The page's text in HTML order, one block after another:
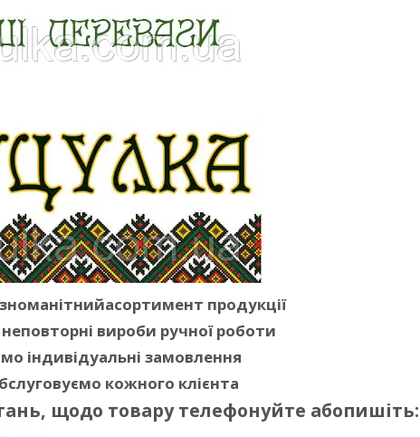
продукції
неповторні вироби ручної роботи
індивідуальні замовлення
кожного клієнта
щодо товару телефонуйте абопишіть: